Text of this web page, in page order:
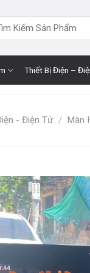
Thiết Bị Điện –
- Điện Tử / Màn